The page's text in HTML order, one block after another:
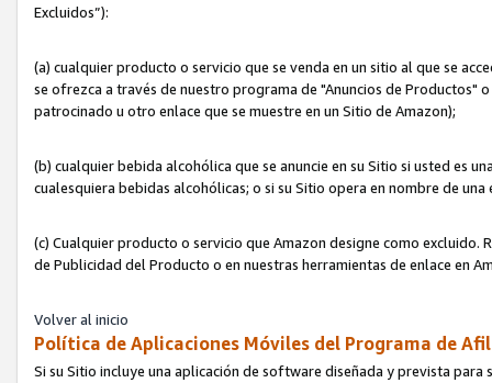
Excluidos”):
(a) cualquier producto o servicio que se venda en un sitio al que se
se ofrezca a través de nuestro programa de "Anuncios de Productos"
patrocinado u otro enlace que se muestre en un Sitio de Amazon);
(b) cualquier bebida alcohólica que se anuncie en su Sitio si usted es
cualesquiera bebidas alcohólicas; o si su Sitio opera en nombre de
(c) Cualquier producto o servicio que Amazon designe como excluido.
de Publicidad del Producto o en nuestras herramientas de enlace en
Volver al inicio
Política de Aplicaciones Móviles del Programa de
Si su Sitio incluye una aplicación de software diseñada y prevista